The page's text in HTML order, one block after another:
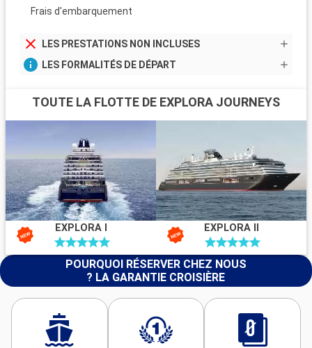
Frais d'embarquement
LES PRESTATIONS NON INCLUSES
LES FORMALITÉS DE DÉPART
TOUTE LA FLOTTE DE EXPLORA JOURNEYS
EXPLORA I EXPLORA II
POURQUOI RÉSERVER CHEZ NOUS
? LA GARANTIE CROISIÈRE